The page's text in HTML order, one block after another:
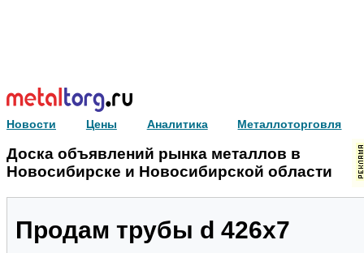
Новости Цены Аналитика Металлоторговля
Доска объявлений рынка металлов в
Новосибирске и Новосибирской области
Продам трубы d 426х7